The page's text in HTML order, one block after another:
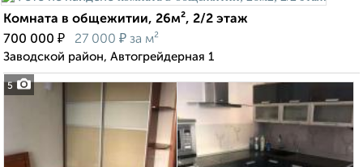
5
Комната в общежитии, 26м², 2/2 этаж
700 000 ₽ 27 000 ₽ за м²
Заводской район, Автогрейдерная 1